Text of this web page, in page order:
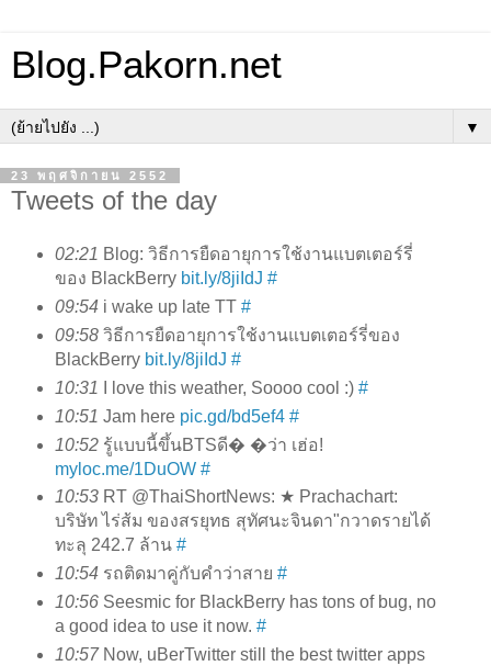
Blog.Pakorn.net
▼
23 พฤศจิกายน 2552
Tweets of the day
02:21 Blog: วิธีการยืดอายุการใช้งานแบตเตอร์รี่
ของ BlackBerry bit.ly/8jiIdJ #
09:54i wake up late TT #
09:58วิธีการยืดอายุการใช้งานแบตเตอร์รี่ของ
BlackBerry bit.ly/8jiIdJ #
10:31 I love this weather, Soooo cool :) #
10:51 Jam here pic.gd/bd5ef4 #
10:52รู้แบบนี้ขึ้นBTSดี� �ว่า เฮ่อ!
myloc.me/1DuOW #
10:53RT @ThaiShortNews: ★ Prachachart:
บริษัท ไร่ส้ม ของสรยุทธ สุทัศนะจินดา"กวาดรายได้
ทะลุ 242.7 ล้าน #
10:54รถติดมาคู่กับคำว่าสาย #
10:56Seesmic for BlackBerry has tons of bug, no
a good idea to use it now. #
10:57Now, uBerTwitter still the best twitter apps